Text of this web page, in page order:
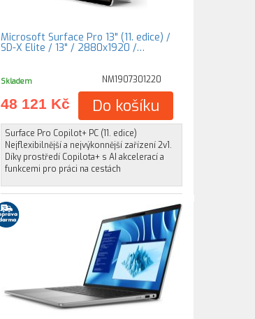
Microsoft Surface Pro 13" (11. edice) /
SD-X Elite / 13" / 2880x1920 /…
Skladem NM1907301220
48 121 Kč Do košíku
Surface Pro Copilot+ PC (11. edice)
Nejflexibilnější a nejvýkonnější zařízení 2v1.
Díky prostředí Copilota+ s AI akcelerací a
funkcemi pro práci na cestách